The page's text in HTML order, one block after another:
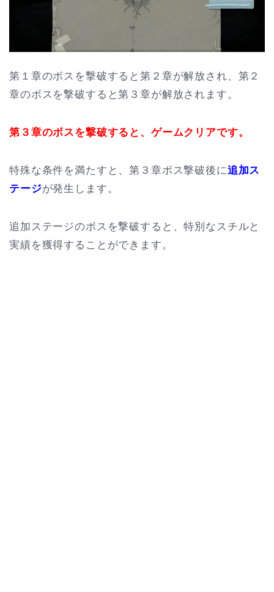
第１章のボスを撃破すると第２章が解放され、第２
章のボスを撃破すると第３章が解放されます。
第３章のボスを撃破すると、ゲームクリアです。
特殊な条件を満たすと、第３章ボス撃破後に追加ス
テージが発生します。
追加ステージのボスを撃破すると、特別なスチルと
実績を獲得することができます。